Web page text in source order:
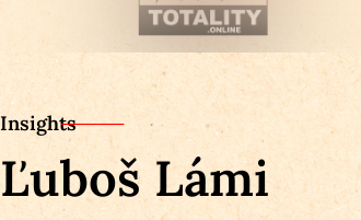
Insights
Ľuboš Lámi